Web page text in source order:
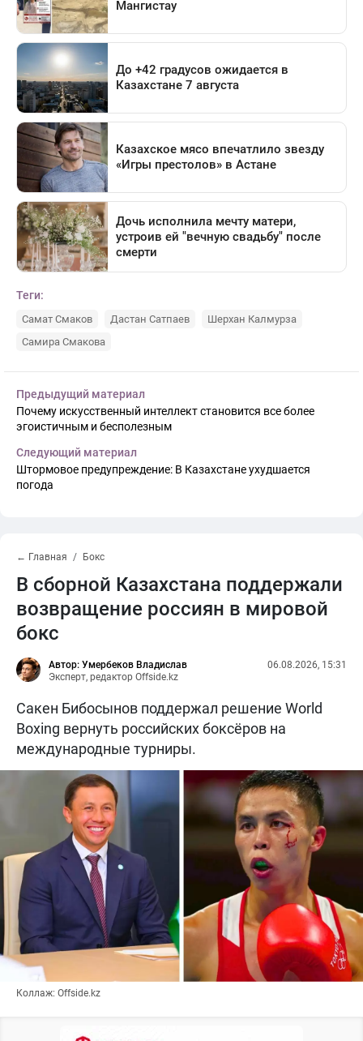
Теги:
Самат Смаков Дастан Сатпаев
Шерхан Калмурза
Самира Смакова
Предыдущий материал
Почему искусственный интеллект становится все более
эгоистичным и бесполезным
Следующий материал
Штормовое предупреждение: В Казахстане ухудшается
погода
← Главная Бокс
В сборной Казахстана поддержали
возвращение россиян в мировой
бокс
Автор: Умербеков Владислав
Эксперт, редактор Offside.kz
06.08.2026, 15:31
Сакен Бибосынов поддержал решение World
Boxing вернуть российских боксёров на
международные турниры.
Коллаж: Offside.kz